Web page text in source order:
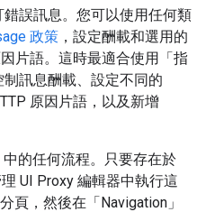
誤訊息。您可以使用任何類
政策 ，設定酬載和選用的
片語。這時最適合使用「指
訊息酬載、設定不同的
原因片語，以及新增
的任何流程。只要存在於
UI Proxy 編輯器中執行這
頁，然後在「Navigation」